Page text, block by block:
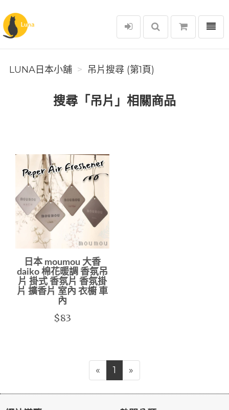
Luna日本小舖
選單
LUNA日本小舖 吊片搜尋 (第1頁)
搜尋「吊片」相關商品
日本 moumou 大香
daiko 棉花暖調 香氛吊
片 掛式 香氛片 香氛掛
片 擴香片 室內 衣櫥 車
內
$83
« 1 »